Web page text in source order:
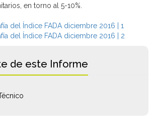
en torno al 5-10%.
del Índice FADA diciembre 2016 | 1
del Índice FADA diciembre 2016 | 2
de este Informe